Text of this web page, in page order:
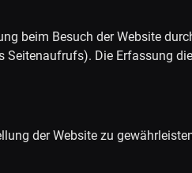
beim Besuch der Website
Seitenaufrufs). Die Erfassung
der Website zu